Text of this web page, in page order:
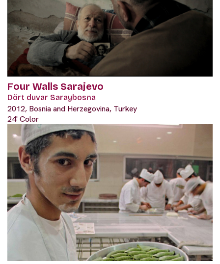
Four Walls Sarajevo
Dört duvar Saraybosna
2012, Bosnia and Herzegovina, Turkey
24' Color